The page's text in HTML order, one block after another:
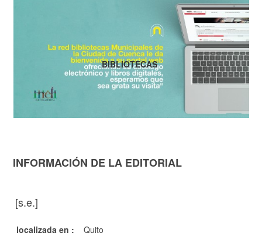
INFORMACIÓN DE LA EDITORIAL
[s.e.]
localizada en :
Quito
BIBLIOTECAS